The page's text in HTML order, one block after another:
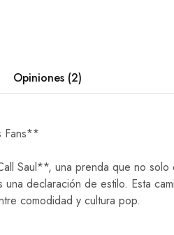
Opiniones (2)
Fans**
Saul**, una prenda que no solo
declaración de estilo. Esta
comodidad y cultura pop.